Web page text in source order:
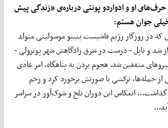
حرف‌های او و ادواردو پونتی درباره‌ی «زندگی پیش
جوان هستم:
در روزگار رژیم فاشیست بنیتو موسولینی متولد
شد و ناپل - درست در شرق زادگاهش شهر پوتزولی -
متفقین شد. هجوم بردن به پناهگاه، امر عادی
حمله‌ها، ترکشی با صورتش برخورد کرد و زخم
انعکاس این دوران تلخ و شوک‌آور در سراسر